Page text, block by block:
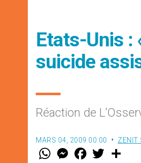
Etats-Unis :
suicide
Réaction de
MARS 04, 2009 00:00 ZENIT
W M
e
F
a w